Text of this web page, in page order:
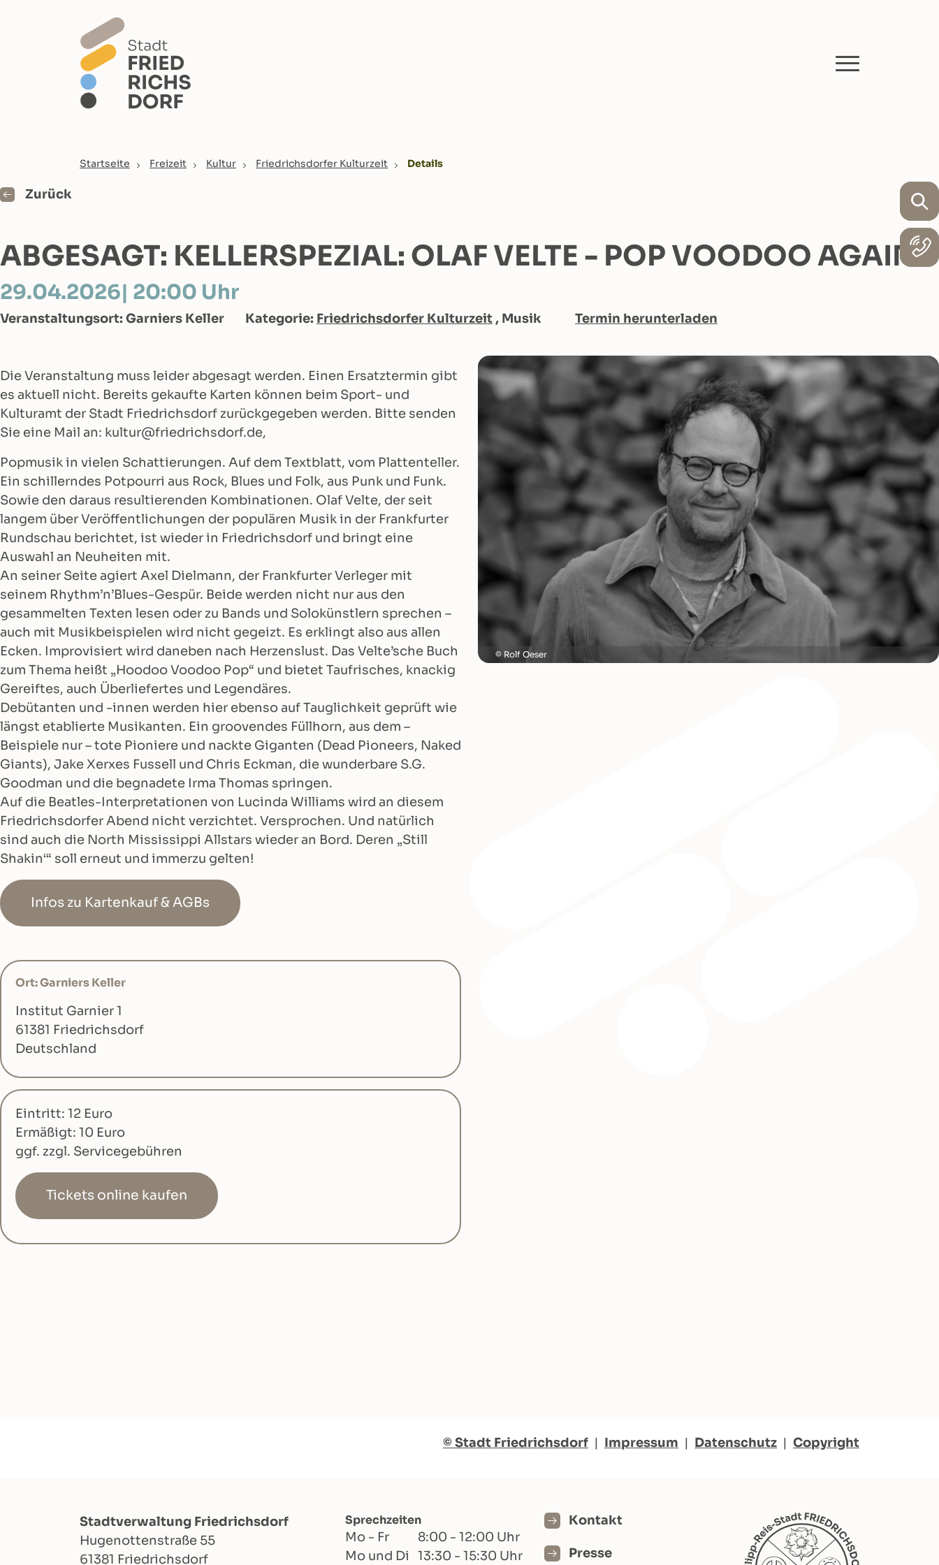
You are here:
Startseite Freizeit Kultur Friedrichsdorfer Kulturzeit Details
Zurück
ABGESAGT: KELLERSPEZIAL: OLAF VELTE - POP VOODOO AGAIN
29.04.2026| 20:00 Uhr
Veranstaltungsort: Garniers Keller Kategorie: Friedrichsdorfer Kulturzeit , Musik Termin herunterladen
Die Veranstaltung muss leider abgesagt werden. Einen Ersatztermin gibt
es aktuell nicht. Bereits gekaufte Karten können beim Sport- und
Kulturamt der Stadt Friedrichsdorf zurückgegeben werden. Bitte senden
Sie eine Mail an: kultur@friedrichsdorf.de,
Popmusik in vielen Schattierungen. Auf dem Textblatt, vom Plattenteller.
Ein schillerndes Potpourri aus Rock, Blues und Folk, aus Punk und Funk.
Sowie den daraus resultierenden Kombinationen. Olaf Velte, der seit
langem über Veröffentlichungen der populären Musik in der Frankfurter
Rundschau berichtet, ist wieder in Friedrichsdorf und bringt eine
Auswahl an Neuheiten mit.
An seiner Seite agiert Axel Dielmann, der Frankfurter Verleger mit
seinem Rhythm’n’Blues-Gespür. Beide werden nicht nur aus den
gesammelten Texten lesen oder zu Bands und Solokünstlern sprechen –
auch mit Musikbeispielen wird nicht gegeizt. Es erklingt also aus allen
Ecken. Improvisiert wird daneben nach Herzenslust. Das Velte’sche Buch
zum Thema heißt „Hoodoo Voodoo Pop“ und bietet Taufrisches, knackig
Gereiftes, auch Überliefertes und Legendäres.
Debütanten und -innen werden hier ebenso auf Tauglichkeit geprüft wie
längst etablierte Musikanten. Ein groovendes Füllhorn, aus dem –
Beispiele nur – tote Pioniere und nackte Giganten (Dead Pioneers, Naked
Giants), Jake Xerxes Fussell und Chris Eckman, die wunderbare S.G.
Goodman und die begnadete Irma Thomas springen.
Auf die Beatles-Interpretationen von Lucinda Williams wird an diesem
Friedrichsdorfer Abend nicht verzichtet. Versprochen. Und natürlich
sind auch die North Mississippi Allstars wieder an Bord. Deren „Still
Shakin‘“ soll erneut und immerzu gelten!
Infos zu Kartenkauf & AGBs
Ort: Garniers Keller
Institut Garnier 1
61381 Friedrichsdorf
Deutschland
Eintritt: 12 Euro
Ermäßigt: 10 Euro
ggf. zzgl. Servicegebühren
Tickets online kaufen
Rolf Oeser
© Stadt Friedrichsdorf | Impressum | Datenschutz | Copyright
Stadtverwaltung Friedrichsdorf
Hugenottenstraße 55
61381 Friedrichsdorf
Sprechzeiten
Mo - Fr
8:00 - 12:00 Uhr
Mo und Di
13:30 - 15:30 Uhr
Kontakt
Presse